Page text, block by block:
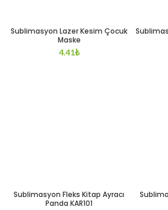
Sublimasyon Lazer Kesim Çocuk
Maske
4.41₺
Sublimasyon Fleks Kitap Ayracı
Panda KAR101